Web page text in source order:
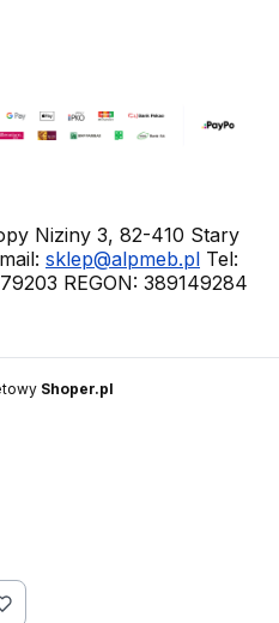
Niziny 3, 82-410 Stary
sklep@alpmeb.pl Tel:
REGON: 389149284
Shoper.pl